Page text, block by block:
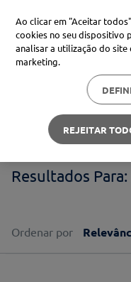
Procure no Marketplace
Pesquisas mais comuns
xiaomi
3º uriage
Libramed
Ordenar por
Ao clicar em "Aceitar
cookies no seu dispositivo
analisar a utilização do site
marketing.
REJEITAR